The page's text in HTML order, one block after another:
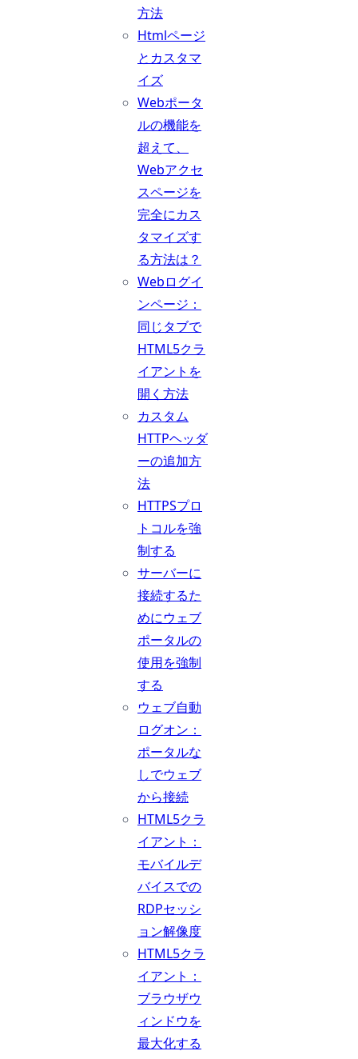
方法
Htmlページ
とカスタマ
イズ
Webポータ
ルの機能を
超えて、
Webアクセ
スページを
完全にカス
タマイズす
る方法は？
Webログイ
ンページ：
同じタブで
HTML5クラ
イアントを
開く方法
カスタム
HTTPヘッダ
ーの追加方
法
HTTPSプロ
トコルを強
制する
サーバーに
接続するた
めにウェブ
ポータルの
使用を強制
する
ウェブ自動
ログオン：
ポータルな
しでウェブ
から接続
HTML5クラ
イアント：
モバイルデ
バイスでの
RDPセッシ
ョン解像度
HTML5クラ
イアント：
ブラウザウ
ィンドウを
最大化する